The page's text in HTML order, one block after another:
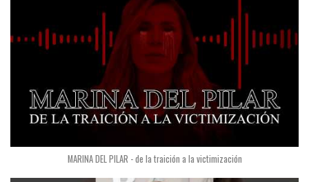
MARINA DEL PILAR - de la traición a la victimización